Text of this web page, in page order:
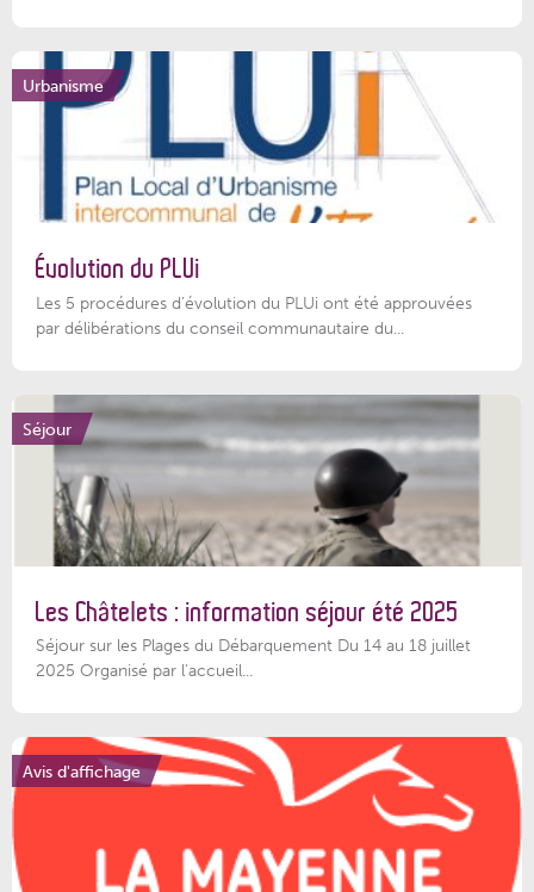
Urbanisme
Évolution du PLUi
Les 5 procédures d’évolution du PLUi ont été approuvées
par délibérations du conseil communautaire du...
Séjour
Les Châtelets : information séjour été 2025
Séjour sur les Plages du Débarquement Du 14 au 18 juillet
2025 Organisé par l’accueil...
Avis d'affichage